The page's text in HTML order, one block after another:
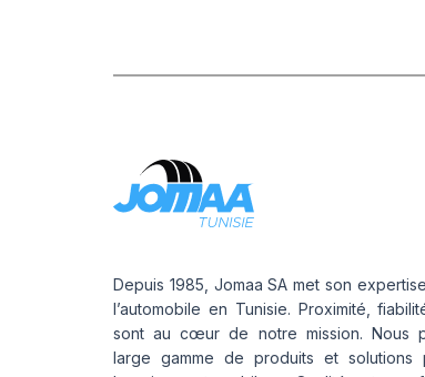
Depuis 1985, Jomaa SA met son
l’automobile en Tunisie. Proximité,
sont au cœur de notre mission. Nous
large gamme de produits et solutions